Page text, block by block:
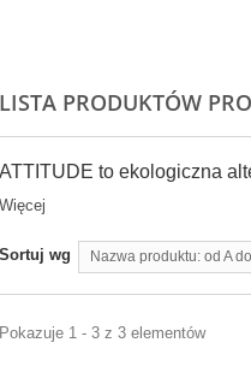
LISTA PRODUKTÓW
ATTITUDE to ekologiczna
Więcej
Sortuj wg Nazwa produktu: od A
Pokazuje 1 - 3 z 3 elementów